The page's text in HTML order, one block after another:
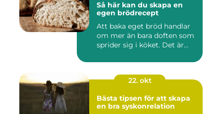
Så här kan du skapa en
egen brödrecept
Att baka eget bröd handlar
om mer än bara doften som
sprider sig i köket. Det är...
22. okt
Bästa tipsen för att skapa
en bra syskonrelation